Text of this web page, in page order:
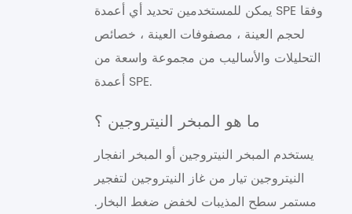
يمكن للمستخدمين تحديد أي أعمدة SPE وفقا
لحجم العينة ، مصفوفات العينة ، خصائص
التحليلات والأساليب من مجموعة واسعة من
أعمدة SPE.
ما هو المبخر النيتروجين ؟
يستخدم المبخر النيتروجين أو المبخر انفجار
النيتروجين تيار من غاز النيتروجين لتفجير
مستمر سطح المذيبات لخفض ضغط البخار.